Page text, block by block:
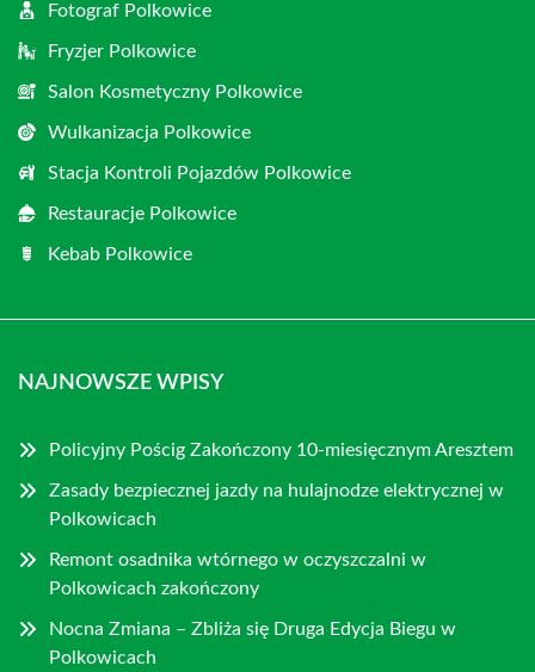
Fotograf Polkowice
Fryzjer Polkowice
Salon Kosmetyczny Polkowice
Wulkanizacja Polkowice
Stacja Kontroli Pojazdów Polkowice
Restauracje Polkowice
Kebab Polkowice
NAJNOWSZE WPISY
Policyjny Pościg Zakończony 10-miesięcznym Aresztem
Zasady bezpiecznej jazdy na hulajnodze elektrycznej w
Polkowicach
Remont osadnika wtórnego w oczyszczalni w
Polkowicach zakończony
Nocna Zmiana – Zbliża się Druga Edycja Biegu w
Polkowicach